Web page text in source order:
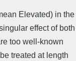
Elevated) in the
effect of both
too well-known
treated at length